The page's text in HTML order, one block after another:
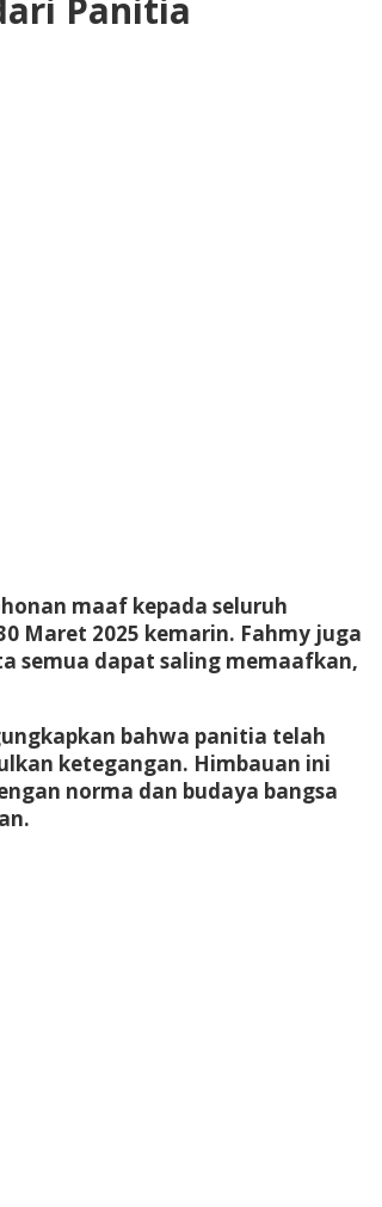
Panitia
maaf kepada seluruh
Maret 2025 kemarin. Fahmy juga
semua dapat saling memaafkan,
bahwa panitia telah
ketegangan. Himbauan ini
norma dan budaya bangsa